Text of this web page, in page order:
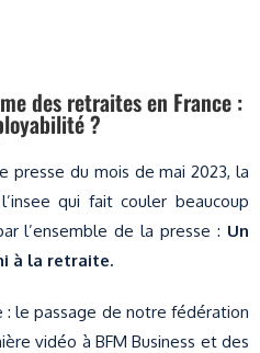
des retraites en France :
?
presse du mois de mai 2023, la
qui fait couler beaucoup
l’ensemble de la presse : Un
à la retraite.
le passage de notre fédération
vidéo à BFM Business et des